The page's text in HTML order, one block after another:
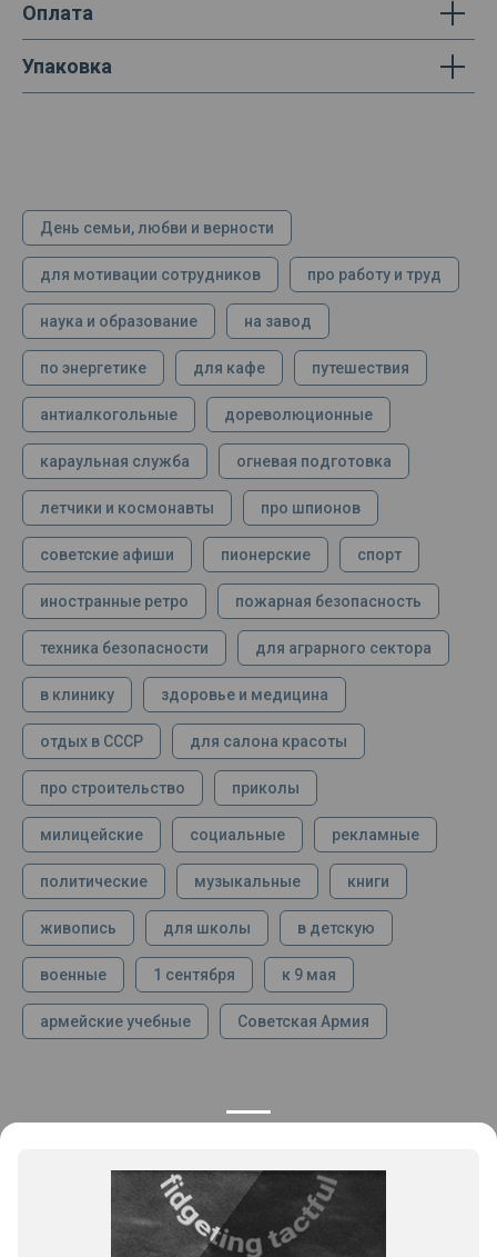
Оплата
Упаковка
День семьи, любви и верности
для мотивации сотрудников про работу и труд
наука и образование на завод
по энергетике для кафе путешествия
антиалкогольные дореволюционные
караульная служба огневая подготовка
летчики и космонавты про шпионов
советские афиши пионерские спорт
иностранные ретро пожарная безопасность
техника безопасности для аграрного сектора
в клинику здоровье и медицина
отдых в СССР для салона красоты
про строительство приколы
милицейские социальные рекламные
политические музыкальные книги
живопись для школы в детскую
военные 1 сентября к 9 мая
армейские учебные Советская Армия
ПРОДУКЦИЯ
Каталог